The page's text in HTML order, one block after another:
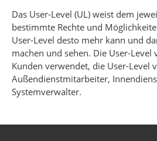
Das User-Level (UL) weist dem
bestimmte Rechte und
User-Level desto mehr kann und
machen und sehen. Die User-
Kunden verwendet, die User-Level
Außendienstmitarbeiter,
Systemverwalter.